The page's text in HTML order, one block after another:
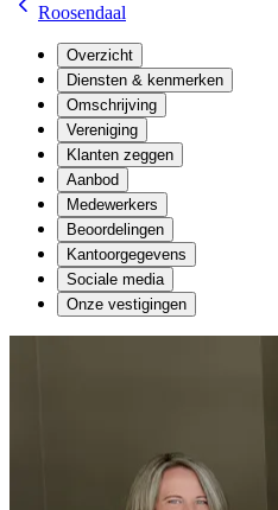
Roosendaal
Overzicht
Diensten & kenmerken
Omschrijving
Vereniging
Klanten zeggen
Aanbod
Medewerkers
Beoordelingen
Kantoorgegevens
Sociale media
Onze vestigingen